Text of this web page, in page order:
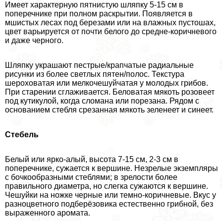
Имеет хаpaктерную пятнистую шляпку 5-15 см в
поперечнике при полном раскрытии. Появляется в
мшистых лесах под березами или на влажных пустошах,
цвет варьируется от почти белого до средне-коричневого
и даже черного.
Шляпку украшают пестрые/крапчатые радиальные
рисунки из более светлых пятен/полос. Текстура
шероховатая или мелкочешуйчатая у молодых грибов.
При старении сглаживается. Беловатая мякоть розовеет
под кутикулой, когда сломана или порезана. Рядом с
основанием стeбля срезанная мякоть зеленеет и синеет.
Стебель
Белый или ярко-алый, высота 7-15 см, 2-3 см в
поперечнике, сужается к вершине. Незрелые экземпляры
с бочкообразными стeблями; в зрелости более
правильного диаметра, но слегка сужаются к вершине.
Чешуйки на ножке черные или темно-коричневые. Вкус у
разноцветного подберёзовика естественно грибной, без
выраженного аромата.